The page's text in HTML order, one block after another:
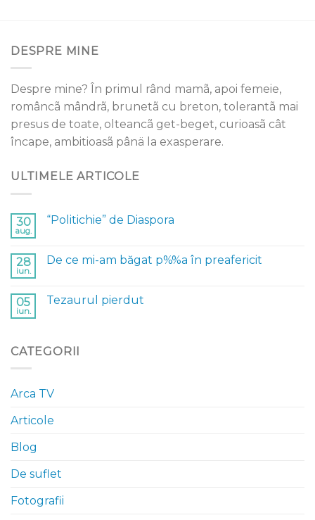
DESPRE MINE
Despre mine? În primul rând mamã, apoi femeie,
româncã mândrã, brunetã cu breton, tolerantã mai
presus de toate, olteancã get-beget, curioasã cât
încape, ambitioasã pânä la exasperare.
ULTIMELE ARTICOLE
30
aug.
“Politichie” de Diaspora
28
iun.
De ce mi-am băgat p%%a în preafericit
05
iun.
Tezaurul pierdut
CATEGORII
Arca TV
Articole
Blog
De suflet
Fotografii